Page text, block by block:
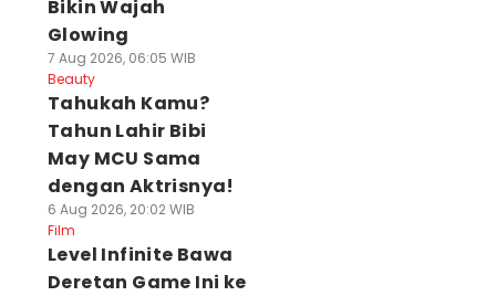
Bikin Wajah
Glowing
7 Aug 2026, 06:05 WIB
Beauty
Tahukah Kamu?
Tahun Lahir Bibi
May MCU Sama
dengan Aktrisnya!
6 Aug 2026, 20:02 WIB
Film
Level Infinite Bawa
Deretan Game Ini ke